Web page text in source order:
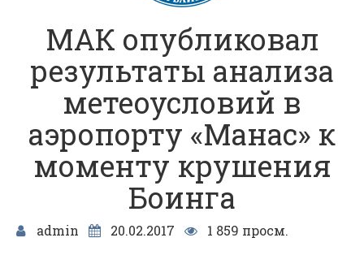
МАК опубликовал
результаты анализа
метеоусловий в
аэропорту «Манас» к
моменту крушения
Боинга
admin 20.02.2017
1 859 просм.